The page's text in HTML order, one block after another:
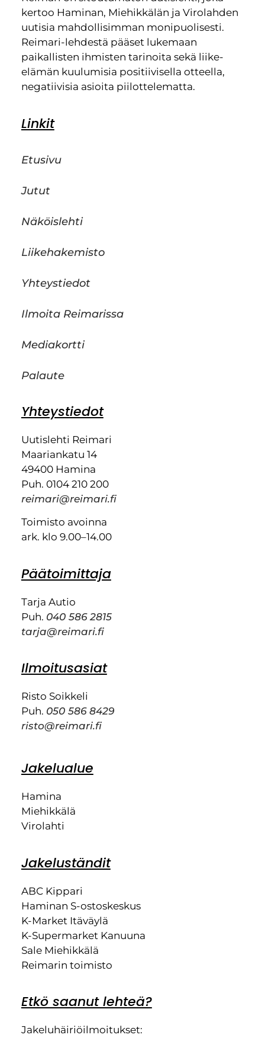
kertoo Haminan, Miehikkälän ja Virolahden
uutisia mahdollisimman monipuolisesti.
Reimari-lehdestä pääset lukemaan
paikallisten ihmisten tarinoita sekä liike-
elämän kuulumisia positiivisella otteella,
negatiivisia asioita piilottelematta.
Linkit
Etusivu
Jutut
Näköislehti
Liikehakemisto
Yhteystiedot
Ilmoita Reimarissa
Mediakortti
Palaute
Yhteystiedot
Uutislehti Reimari
Maariankatu 14
49400 Hamina
Puh. 0104 210 200
reimari@reimari.fi
Toimisto avoinna
ark. klo 9.00–14.00
Päätoimittaja
Tarja Autio
Puh. 040 586 2815
tarja@reimari.fi
Ilmoitusasiat
Risto Soikkeli
Puh. 050 586 8429
risto@reimari.fi
Jakelualue
Hamina
Miehikkälä
Virolahti
Jakeluständit
ABC Kippari
Haminan S-ostoskeskus
K-Market Itäväylä
K-Supermarket Kanuuna
Sale Miehikkälä
Reimarin toimisto
Etkö saanut lehteä?
Jakeluhäiriöilmoitukset: